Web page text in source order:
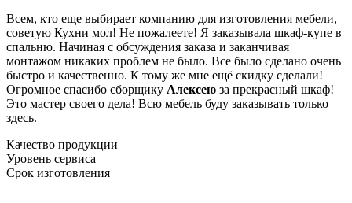
Всем, кто еще выбирает компанию для изготовления мебели,
советую Кухни мол! Не пожалеете! Я заказывала шкаф-купе в
спальню. Начиная с обсуждения заказа и заканчивая
монтажом никаких проблем не было. Все было сделано очень
быстро и качественно. К тому же мне ещё скидку сделали!
Огромное спасибо сборщику Алексею за прекрасный шкаф!
Это мастер своего дела! Всю мебель буду заказывать только
здесь.
Качество продукции
Уровень сервиса
Срок изготовления